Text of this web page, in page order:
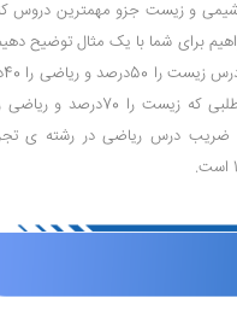
و زیست جزو مهمترین دروس
برای شما با یک مثال توضیح